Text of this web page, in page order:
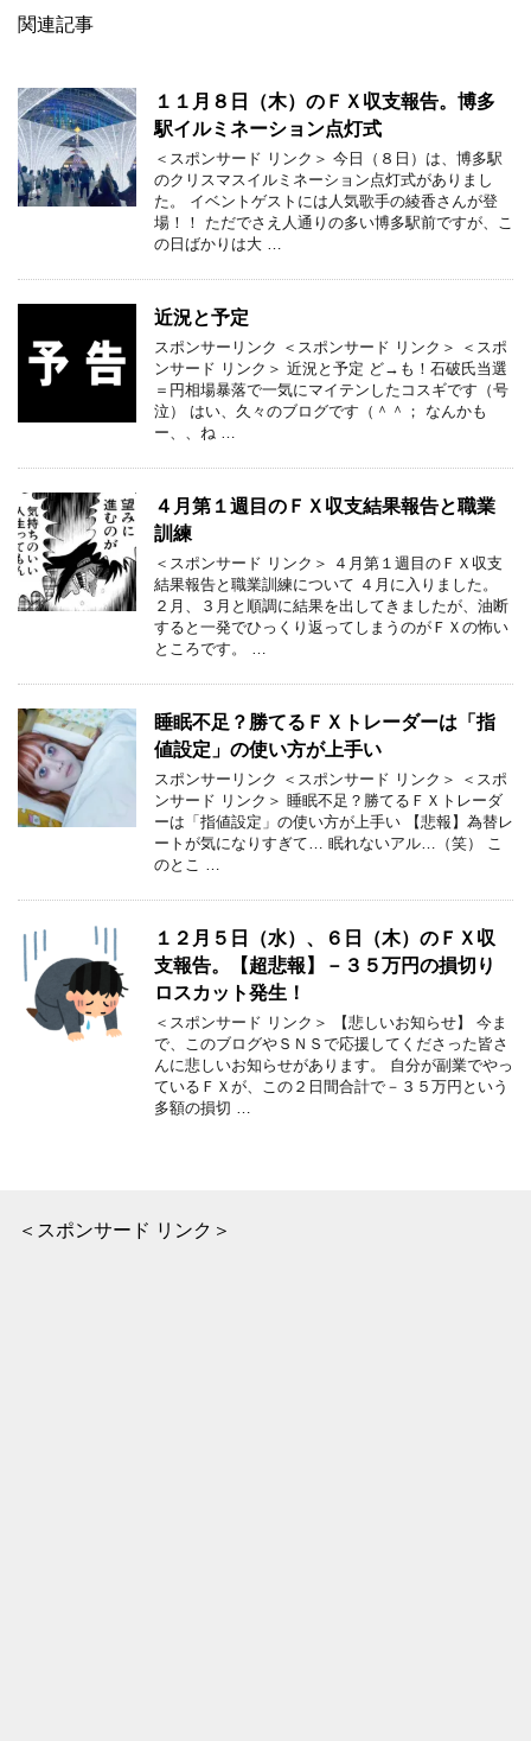
関連記事
１１月８日（木）のＦＸ収支報告。博多
駅イルミネーション点灯式
＜スポンサード リンク＞ 今日（８日）は、博多駅
のクリスマスイルミネーション点灯式がありまし
た。 イベントゲストには人気歌手の綾香さんが登
場！！ ただでさえ人通りの多い博多駅前ですが、こ
の日ばかりは大 …
近況と予定
スポンサーリンク ＜スポンサード リンク＞ ＜スポ
ンサード リンク＞ 近況と予定 ど→も！石破氏当選
＝円相場暴落で一気にマイテンしたコスギです（号
泣） はい、久々のブログです（＾＾； なんかも
ー、、ね …
４月第１週目のＦＸ収支結果報告と職業
訓練
＜スポンサード リンク＞ ４月第１週目のＦＸ収支
結果報告と職業訓練について ４月に入りました。
２月、３月と順調に結果を出してきましたが、油断
すると一発でひっくり返ってしまうのがＦＸの怖い
ところです。 …
睡眠不足？勝てるＦＸトレーダーは「指
値設定」の使い方が上手い
スポンサーリンク ＜スポンサード リンク＞ ＜スポ
ンサード リンク＞ 睡眠不足？勝てるＦＸトレーダ
ーは「指値設定」の使い方が上手い 【悲報】為替レ
ートが気になりすぎて… 眠れないアル…（笑） こ
のとこ …
１２月５日（水）、６日（木）のＦＸ収
支報告。【超悲報】－３５万円の損切り
ロスカット発生！
＜スポンサード リンク＞ 【悲しいお知らせ】 今ま
で、このブログやＳＮＳで応援してくださった皆さ
んに悲しいお知らせがあります。 自分が副業でやっ
ているＦＸが、この２日間合計で－３５万円という
多額の損切 …
＜スポンサード リンク＞